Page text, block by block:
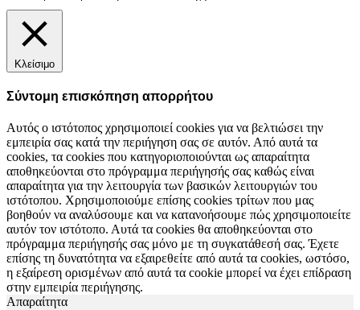
Κλείσιμο
Σύντομη επισκόπηση απορρήτου
Αυτός ο ιστότοπος χρησιμοποιεί cookies για να βελτιώσει την
εμπειρία σας κατά την περιήγηση σας σε αυτόν. Από αυτά τα
cookies, τα cookies που κατηγοριοποιούνται ως απαραίτητα
αποθηκεύονται στο πρόγραμμα περιήγησής σας καθώς είναι
απαραίτητα για την λειτουργία των βασικών λειτουργιών του
ιστότοπου. Χρησιμοποιούμε επίσης cookies τρίτων που μας
βοηθούν να αναλύσουμε και να κατανοήσουμε πώς χρησιμοποιείτε
αυτόν τον ιστότοπο. Αυτά τα cookies θα αποθηκεύονται στο
πρόγραμμα περιήγησής σας μόνο με τη συγκατάθεσή σας. Έχετε
επίσης τη δυνατότητα να εξαιρεθείτε από αυτά τα cookies, ωστόσο,
η εξαίρεση ορισμένων από αυτά τα cookie μπορεί να έχει επίδραση
στην εμπειρία περιήγησης.
Απαραίτητα